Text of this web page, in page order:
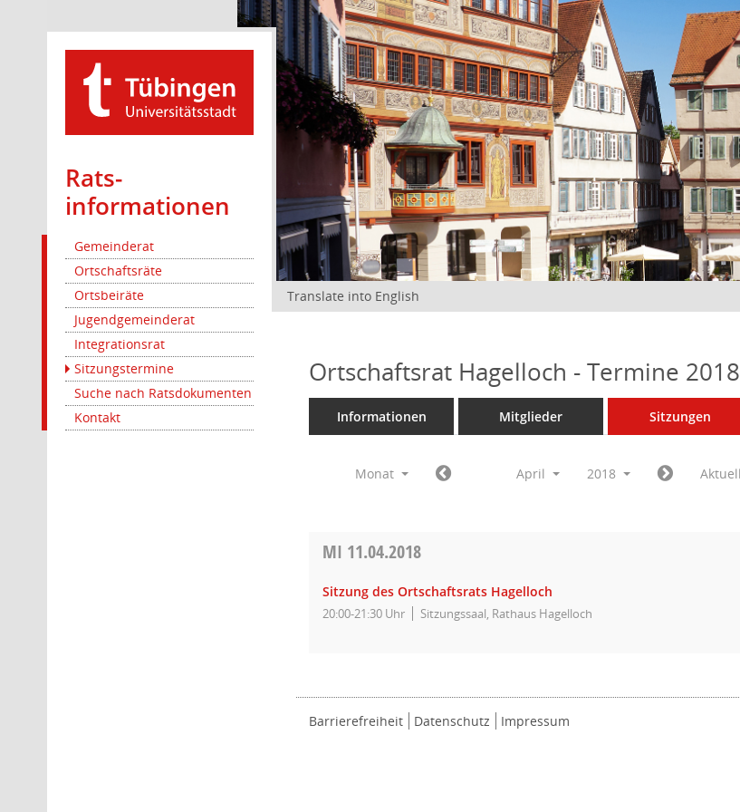
Rats­
informationen
Gemeinderat
Ortschaftsräte
Ortsbeiräte
Jugendgemeinderat
Integrationsrat
Sitzungstermine
Suche nach Ratsdokumenten
Kontakt
Translate into English
Ortschaftsrat Hagelloch - Termine 2018
Informationen Mitglieder Sitzungen
Monat April 2018 Aktuell
MI 11.04.2018
Sitzung des Ortschaftsrats Hagelloch
20:00-21:30 Uhr Sitzungssaal, Rathaus Hagelloch
Barrierefreiheit Datenschutz Impressum